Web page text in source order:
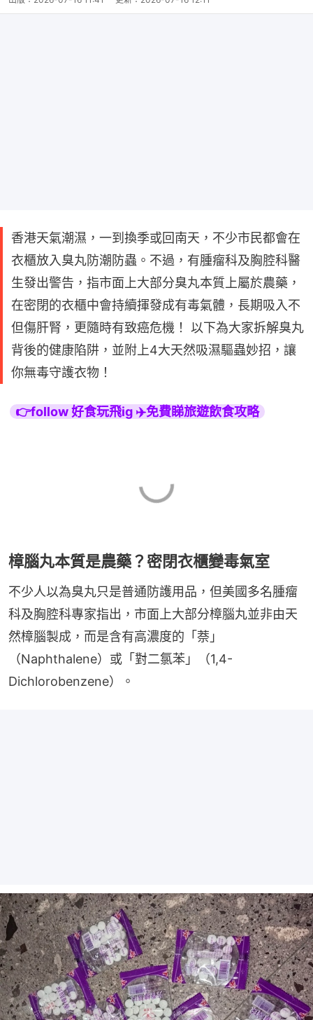
香港天氣潮濕，一到換季或回南天，不少市民都會在
衣櫃放入臭丸防潮防蟲。不過，有腫瘤科及胸腔科醫
生發出警告，指市面上大部分臭丸本質上屬於農藥，
在密閉的衣櫃中會持續揮發成有毒氣體，長期吸入不
但傷肝腎，更隨時有致癌危機！ 以下為大家拆解臭丸
背後的健康陷阱，並附上4大天然吸濕驅蟲妙招，讓
你無毒守護衣物！
👉follow 好食玩飛ig ✈️免費睇旅遊飲食攻略
樟腦丸本質是農藥？密閉衣櫃變毒氣室
不少人以為臭丸只是普通防護用品，但美國多名腫瘤
科及胸腔科專家指出，市面上大部分樟腦丸並非由天
然樟腦製成，而是含有高濃度的「萘」
（Naphthalene）或「對二氯苯」（1,4-
Dichlorobenzene）。